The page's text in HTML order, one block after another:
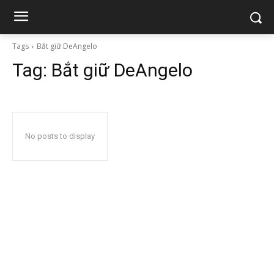
Tags Bắt giữ DeAngelo
Tag: Bắt giữ DeAngelo
No posts to display